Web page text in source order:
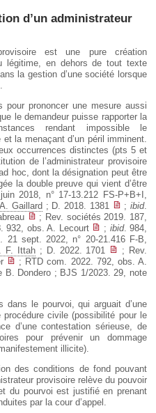
d’un administrateur
est une pure création
légitime, en dehors de tout texte
la gestion d’une société lorsque
prononcer une mesure aussi
le demandeur puisse rapporter la
rendant impossible le
la menaçant d’un péril imminent.
occurrences distinctes (pts 5 et
de l’administrateur provisoire
hoc, dont la désignation peut être
la double preuve qui vient d’être
2018, n° 17-13.212 FS-P+B+I,
Gaillard ; D. 2018. 1381 ;ibid.
; Rev. sociétés 2019. 187,
932, obs. A. Lecourt ; ibid. 984,
21 sept. 2022, n° 20-21.416 F-B,
F. Ittah ; D. 2022. 1701
; Rev.
; RTD com. 2022. 792, obs. A.
B. Dondero ; BJS 1/2023. 29, note
dans le pourvoi, qui arguait d’une
civile (possibilité pour le
d’une contestation sérieuse, de
pour prévenir un dommage
illicite).
des conditions de fond pouvant
provisoire relève du pouvoir
du pourvoi est justifié en prenant
par la cour d’appel.